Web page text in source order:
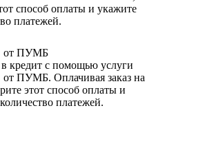
способ оплаты и укажите
платежей.
от ПУМБ
кредит с помощью услуги
ПУМБ. Оплачивая заказ на
этот способ оплаты и
платежей.